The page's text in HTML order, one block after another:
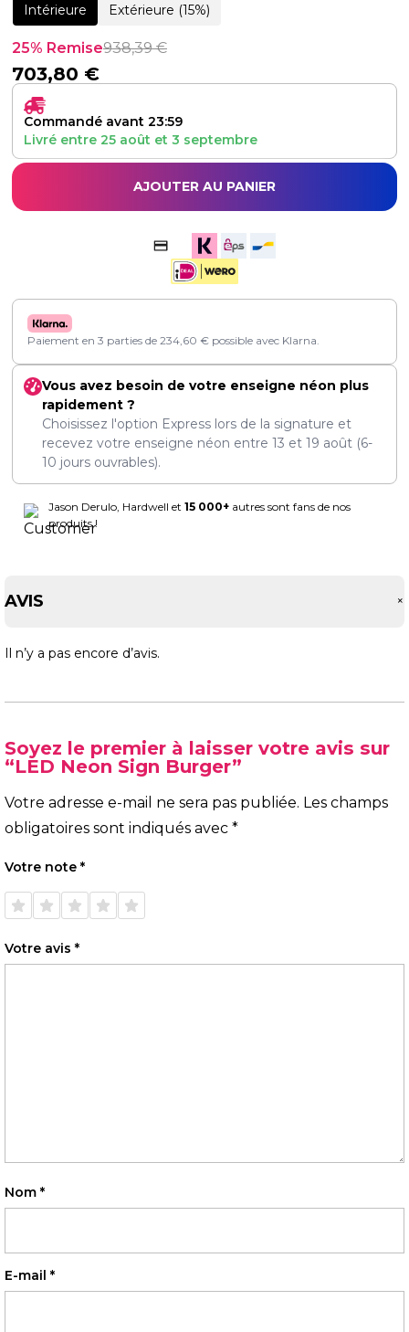
Intérieure Extérieure (15%)
25% Remise938,39€
703,80 €
Commandé avant 23:59
Livré entre 25 août et 3 septembre
AJOUTER AU PANIER
Paiement en 3 parties de 234,60 € possible avec Klarna.
Vous avez besoin de votre enseigne néon plus
rapidement ?
Choisissez l'option Express lors de la signature et
recevez votre enseigne néon entre 13 et 19 août (6-
10 jours ouvrables).
Jason Derulo, Hardwell et 15 000+ autres sont fans de nos
produits !
AVIS +
Il n’y a pas encore d’avis.
Soyez le premier à laisser votre avis sur
“LED Neon Sign Burger”
Votre adresse e-mail ne sera pas publiée. Les champs
obligatoires sont indiqués avec *
Votre note *
1 étoile
sur 5
2 étoiles
sur 5
3 étoiles
sur 5
4 étoiles
sur 5
5 étoiles
sur 5
Votre avis *
Nom *
E-mail *